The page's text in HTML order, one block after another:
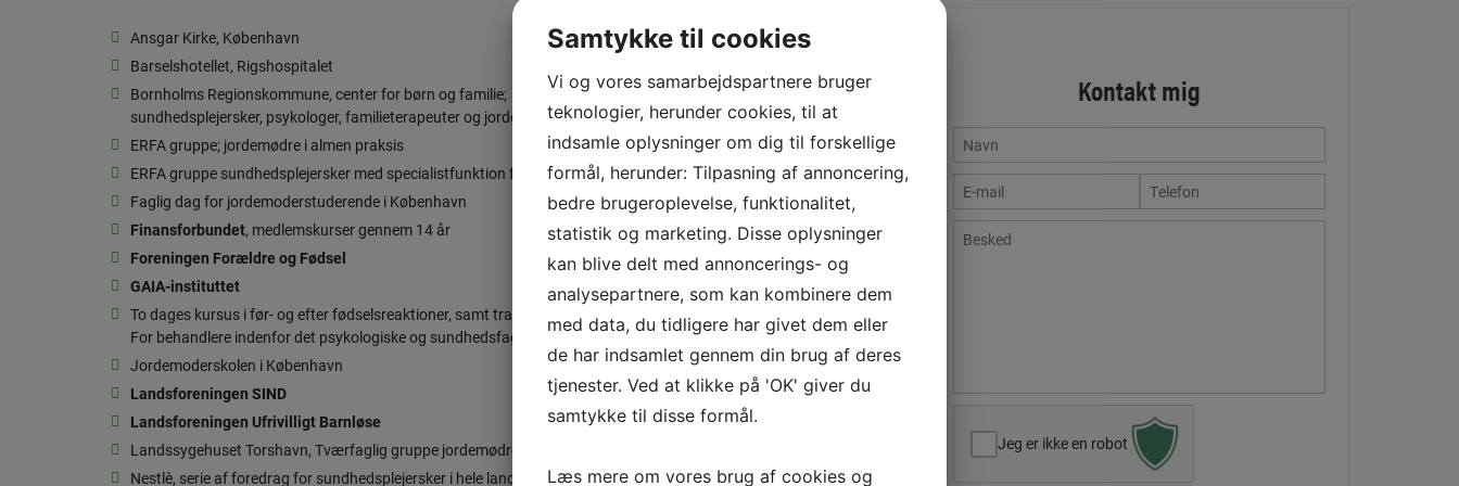
Ansgar Kirke, København
Barselshotellet, Rigshospitalet
Bornholms Regionskommune, center for børn og familie;
sundhedsplejersker, psykologer, familieterapeuter og jordemødre.
ERFA gruppe; jordemødre i almen praksis
ERFA gruppe sundhedsplejersker med specialistfunktion for kvinder med efterfødselsreaktioner
Faglig dag for jordemoderstuderende i København
Finansforbundet, medlemskurser gennem 14 år
Foreningen Forældre og Fødsel
GAIA-instituttet
To dages kursus i før- og efter fødselsreaktioner, samt traumatiske fødselsoplevelser.
For behandlere indenfor det psykologiske og sundhedsfaglige område.
Jordemoderskolen i København
Landsforeningen SIND
Landsforeningen Ufrivilligt Barnløse
Landssygehuset Torshavn, Tværfaglig gruppe jordemødre og psykologer
Nestlè, serie af foredrag for sundhedsplejersker i hele landet
Kontakt mig
Jeg er ikke en robot
Samtykke til cookies
Vi og vores samarbejdspartnere bruger
teknologier, herunder cookies, til at
indsamle oplysninger om dig til forskellige
formål, herunder: Tilpasning af annoncering,
bedre brugeroplevelse, funktionalitet,
statistik og marketing. Disse oplysninger
kan blive delt med annoncerings- og
analysepartnere, som kan kombinere dem
med data, du tidligere har givet dem eller
de har indsamlet gennem din brug af deres
tjenester. Ved at klikke på 'OK' giver du
samtykke til disse formål.
Læs mere om vores brug af cookies og